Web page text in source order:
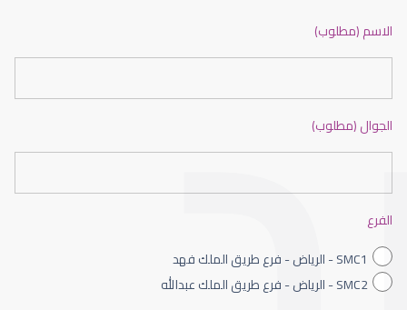
القرنية المخروطيةالاسم (مطلوب)
الجوال (مطلوب)
الفرع
SMC1 - الرياض - فرع طريق الملك فهد
SMC2 - الرياض - فرع طريق الملك عبدالله